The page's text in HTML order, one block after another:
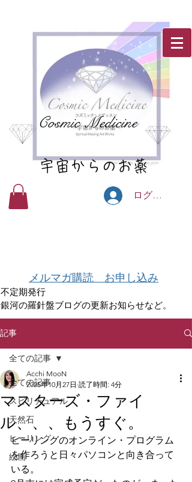
Cosmic Medicine
宇宙からのお薬
ログイン
メルマガ購読 お申し込み
不定期発行
銀河の羅針盤ブログの更新お知らせなど。
記事
全ての記事
スピリチュアル
天然石
ヒーリング
絵画
全ての記事
マスターズ・ファイ
ル、、、もうすぐ。
Acchi MooN
2025年10月27日 読了時間: 4分
ヒーリングのオンライン・プログラム
を作ろうと日々パソコンと向き合って
いる。